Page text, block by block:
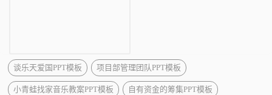
谈乐天爱国PPT模板 项目部管理团队PPT模板
小青蛙找家音乐教案PPT模板 自有资金的筹集PPT模板